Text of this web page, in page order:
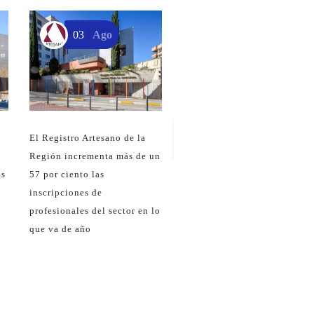
El Registro Artesano de la
Región incrementa más de un
57 por ciento las
inscripciones de
profesionales del sector en lo
que va de año
03 Ago